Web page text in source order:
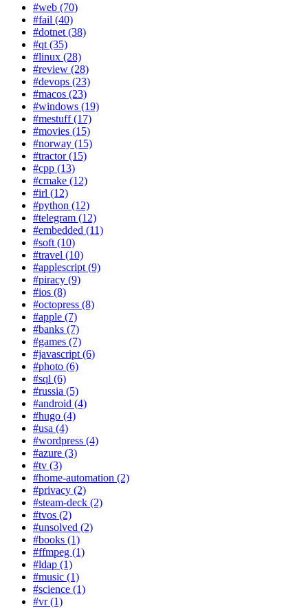
#web (70)
#fail (40)
#dotnet (38)
#qt (35)
#linux (28)
#review (28)
#devops (23)
#macos (23)
#windows (19)
#mestuff (17)
#movies (15)
#norway (15)
#tractor (15)
#cpp (13)
#cmake (12)
#irl (12)
#python (12)
#telegram (12)
#embedded (11)
#soft (10)
#travel (10)
#applescript (9)
#piracy (9)
#ios (8)
#octopress (8)
#apple (7)
#banks (7)
#games (7)
#javascript (6)
#photo (6)
#sql (6)
#russia (5)
#android (4)
#hugo (4)
#usa (4)
#wordpress (4)
#azure (3)
#tv (3)
#home-automation (2)
#privacy (2)
#steam-deck (2)
#tvos (2)
#unsolved (2)
#books (1)
#ffmpeg (1)
#ldap (1)
#music (1)
#science (1)
#vr (1)